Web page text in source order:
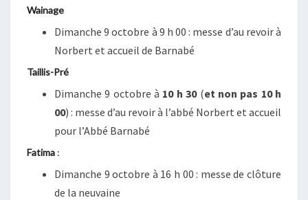
Wainage
Dimanche 9 octobre à 9 h 00 : messe d’au revoir à
Norbert et accueil de Barnabé
Taillis-Pré
Dimanche 9 octobre à 10 h 30(et non pas 10 h
00) : messe d’au revoir à l’abbé Norbert et accueil
pour l’Abbé Barnabé
Fatima :
Dimanche 9 octobre à 16 h 00 : messe de clôture
de la neuvaine